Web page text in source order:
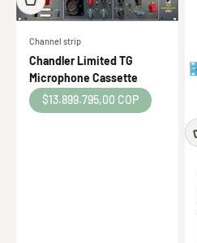
Channel strip
Chandler Limited TG
Microphone Cassette
Precio de oferta
$13.899.795,00 COP